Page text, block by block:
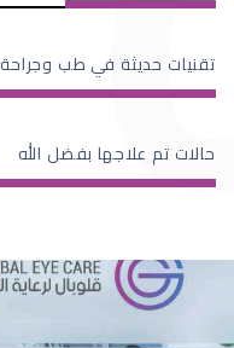
تقنيات حديثة في طب
حالات تم علاجها بفضل الله